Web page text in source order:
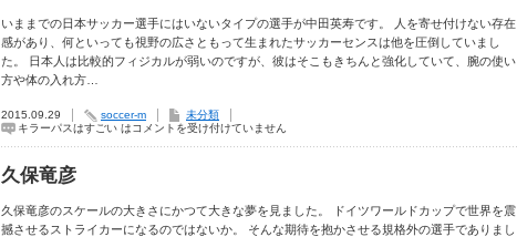
いままでの日本サッカー選手にはいないタイプの選手が中田英寿です。 人を寄せ付けない存在
感があり、何といっても視野の広さともって生まれたサッカーセンスは他を圧倒していまし
た。 日本人は比較的フィジカルが弱いのですが、彼はそこもきちんと強化していて、腕の使い
方や体の入れ方…
2015.09.29 soccer-m
未分類
キラーパスはすごい はコメントを受け付けていません
久保竜彦
久保竜彦のスケールの大きさにかつて大きな夢を見ました。 ドイツワールドカップで世界を震
撼させるストライカーになるのではないか。 そんな期待を抱かさせる規格外の選手でありまし